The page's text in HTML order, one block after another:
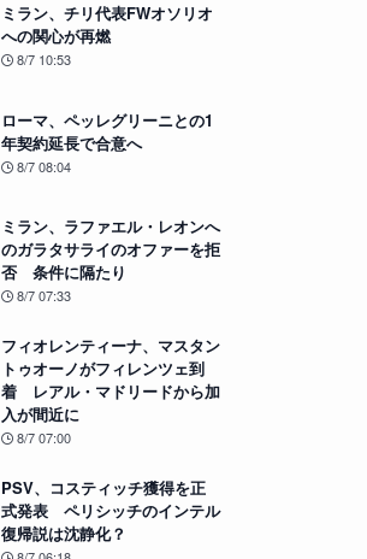
ミラン、チリ代表FWオソリオ
への関心が再燃
8/7 10:53
ローマ、ペッレグリーニとの1
年契約延長で合意へ
8/7 08:04
ミラン、ラファエル・レオンへ
のガラタサライのオファーを拒
否 条件に隔たり
8/7 07:33
フィオレンティーナ、マスタン
トゥオーノがフィレンツェ到
着 レアル・マドリードから加
入が間近に
8/7 07:00
PSV、コスティッチ獲得を正
式発表 ペリシッチのインテル
復帰説は沈静化？